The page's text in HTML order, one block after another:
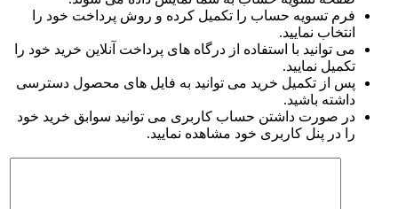
فرم تسویه حساب را تکمیل کرده و روش پرداخت خود را
انتخاب نمایید.
می توانید با استفاده از درگاه های پرداخت آنلاین خرید خود را
تکمیل نمایید.
پس از تکمیل خرید می توانید به فایل های محصول دسترسی
داشته باشید.
در صورت داشتن حساب کاربری می توانید سوابق خرید خود
را در پنل کاربری خود مشاهده نمایید.